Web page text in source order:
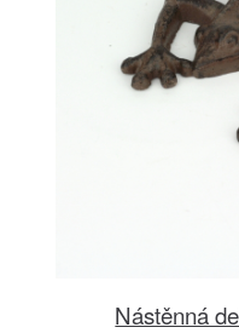
Nástěnná